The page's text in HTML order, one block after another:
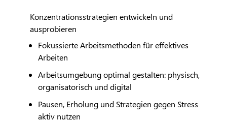
Konzentrationsstrategien entwickeln und
ausprobieren
Fokussierte Arbeitsmethoden für effektives
Arbeiten
Arbeitsumgebung optimal gestalten: physisch,
organisatorisch und digital
Pausen, Erholung und Strategien gegen Stress
aktiv nutzen